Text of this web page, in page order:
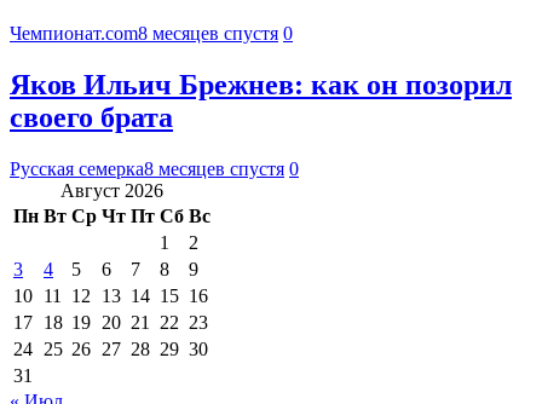
Чемпионат.com8 месяцев спустя 0
Яков Ильич Брежнев: как он позорил
своего брата
Русская семерка8 месяцев спустя 0
Август 2026
Пн Вт Ср Чт Пт Сб Вс
1
2
3
4 5 6 7 8
9
10 11 12 13 14 15 16
17 18 19 20 21 22 23
24 25 26 27 28 29 30
31